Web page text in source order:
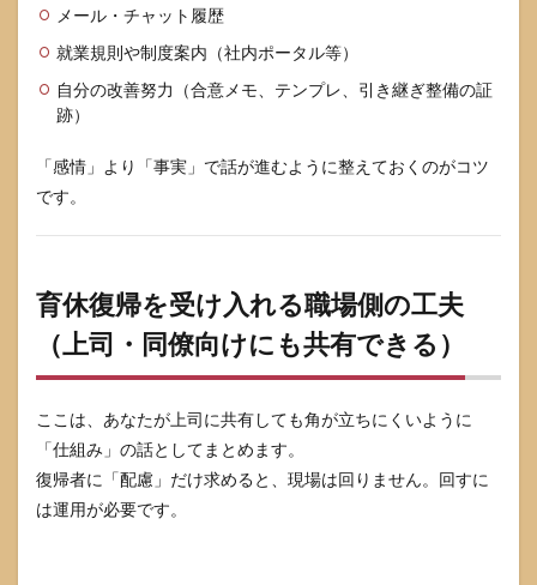
メール・チャット履歴
就業規則や制度案内（社内ポータル等）
自分の改善努力（合意メモ、テンプレ、引き継ぎ整備の証
跡）
「感情」より「事実」で話が進むように整えておくのがコツ
です。
育休復帰を受け入れる職場側の工夫
（上司・同僚向けにも共有できる）
ここは、あなたが上司に共有しても角が立ちにくいように
「仕組み」の話としてまとめます。
復帰者に「配慮」だけ求めると、現場は回りません。回すに
は運用が必要です。